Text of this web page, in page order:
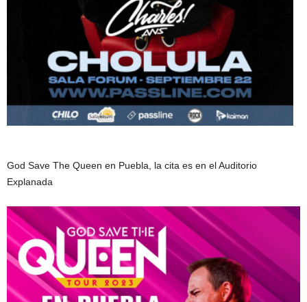
God Save The Queen en Puebla, la cita es en el Auditorio
Explanada